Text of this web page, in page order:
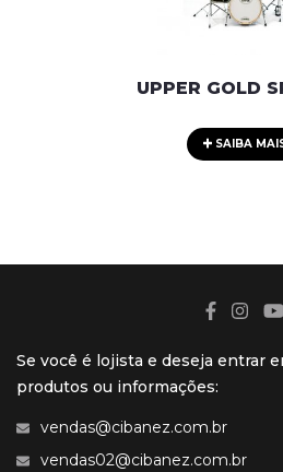
UPPER GOLD
SAIBA
Se você é lojista e deseja entrar
produtos ou informações:
vendas@cibanez.com.br
vendas02@cibanez.com.br